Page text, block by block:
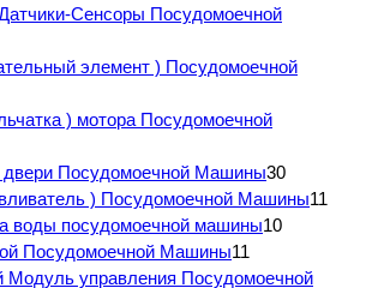
Сенсоры Посудомоечной
элемент ) Посудомоечной
) мотора Посудомоечной
двери Посудомоечной Машины30
) Посудомоечной Машины11
воды посудомоечной машины10
Посудомоечной Машины11
Модуль управления Посудомоечной